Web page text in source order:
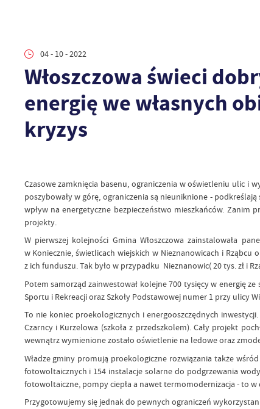
04 - 10 - 2022
Włoszczowa świeci
energię we własnych
kryzys
Czasowe zamknięcia basenu, ograniczenia w oświetleniu ulic i
poszybowały w górę, ograniczenia są nieuniknione -
wpływ na energetyczne bezpieczeństwo mieszkańców. Zanim
projekty.
W pierwszej kolejności Gmina Włoszczowa zainstalowała
w Koniecznie, świetlicach wiejskich w Nieznanowicach i
z ich funduszu. Tak było w przypadku Nieznanowic( 20 tys. zł i
Potem samorząd zainwestował kolejne 700 tysięcy w energię
Sportu i Rekreacji oraz Szkoły Podstawowej numer 1 przy ulicy
To nie koniec proekologicznych i energooszczędnych
Czarncy i Kurzelowa (szkoła z przedszkolem). Cały projekt
wewnątrz wymienione zostało oświetlenie na ledowe oraz
Władze gminy promują proekologiczne rozwiązania także
fotowoltaicznych i 154 instalacje solarne do podgrzewania
fotowoltaiczne, pompy ciepła a nawet termomodernizacja - to w
Przygotowujemy się jednak do pewnych ograniczeń